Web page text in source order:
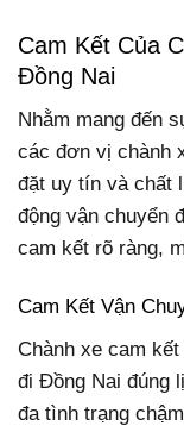
Cam Kết Của
Đồng Nai
Nhằm mang đến
các đơn vị chành
đặt uy tín và chất
động vận chuyển
cam kết rõ ràng,
Cam Kết Vận
Chành xe cam
đi Đồng Nai đúng
đa tình trạng